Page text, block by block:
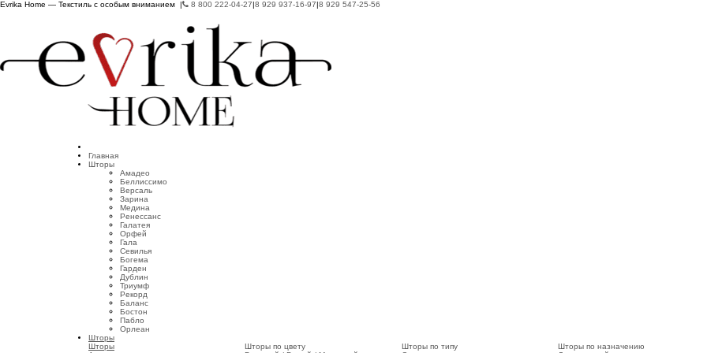
Evrika Home — Текстиль с особым вниманием | 8 800 222-04-27|8 929 937-16-97|8 929 547-25-56
Главная
Шторы
Амадео
Беллиссимо
Версаль
Зарина
Медина
Ренессанс
Галатея
Орфей
Гала
Севилья
Богема
Гарден
Дублин
Триумф
Рекорд
Баланс
Бостон
Пабло
Орлеан
Шторы
Шторы
Шторы по цвету
Шторы по типу
Шторы по назначению